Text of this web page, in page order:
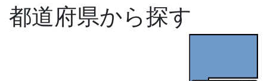
都道府県から探す